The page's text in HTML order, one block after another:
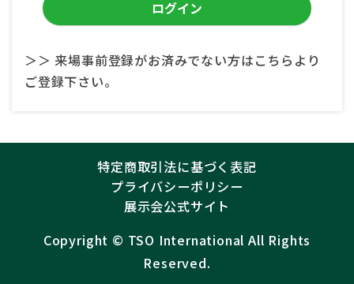
＞＞ 来場事前登録がお済みでない方はこちらより
ご登録下さい。
特定商取引法に基づく表記
プライバシーポリシー
展示会公式サイト
Copyright ©︎ TSO International All Rights
Reserved.